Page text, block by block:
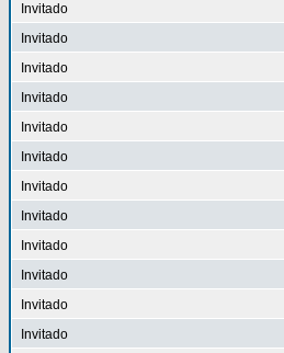
Invitado
Invitado
Invitado
Invitado
Invitado
Invitado
Invitado
Invitado
Invitado
Invitado
Invitado
Invitado